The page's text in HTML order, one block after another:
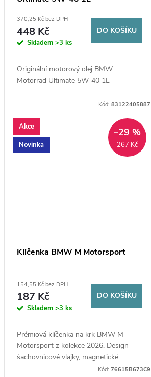
370,25 Kč bez DPH
448 Kč
Skladem>3 ks
DO KOŠÍKU
Originální motorový olej BMW
Motorrad Ultimate 5W-40 1L
Kód: 83122405887
Akce
Novinka
267 Kč
–29 %
Kličenka BMW M Motorsport
154,55 Kč bez DPH
187 Kč
Skladem>3 ks
DO KOŠÍKU
Prémiová klíčenka na krk BMW M
Motorsport z kolekce 2026. Design
šachovnicové vlajky, magnetické
zapínání FIDLOCK a kovová karabina
Kód: 76615B673C9